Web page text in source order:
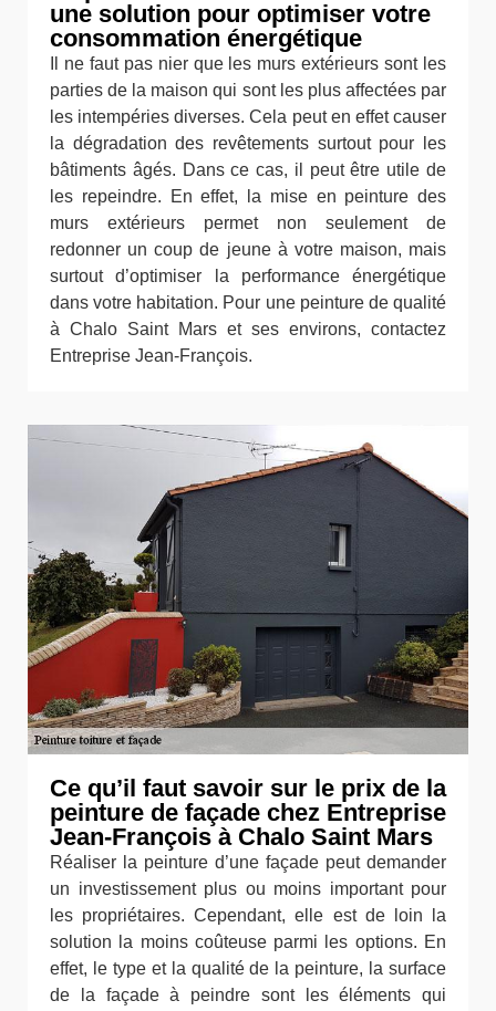
une solution pour optimiser votre
consommation énergétique
Il ne faut pas nier que les murs extérieurs sont les
parties de la maison qui sont les plus affectées par
les intempéries diverses. Cela peut en effet causer
la dégradation des revêtements surtout pour les
bâtiments âgés. Dans ce cas, il peut être utile de
les repeindre. En effet, la mise en peinture des
murs extérieurs permet non seulement de
redonner un coup de jeune à votre maison, mais
surtout d’optimiser la performance énergétique
dans votre habitation. Pour une peinture de qualité
à Chalo Saint Mars et ses environs, contactez
Entreprise Jean-François.
Ce qu’il faut savoir sur le prix de la
peinture de façade chez Entreprise
Jean-François à Chalo Saint Mars
Réaliser la peinture d’une façade peut demander
un investissement plus ou moins important pour
les propriétaires. Cependant, elle est de loin la
solution la moins coûteuse parmi les options. En
effet, le type et la qualité de la peinture, la surface
de la façade à peindre sont les éléments qui